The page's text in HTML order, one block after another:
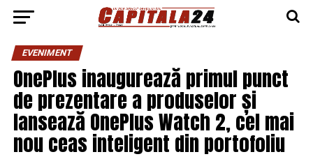
EVENIMENT
OnePlus inaugurează primul punct
de prezentare a produselor și
lansează OnePlus Watch 2, cel mai
nou ceas inteligent din portofoliu